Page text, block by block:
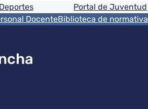
Portal de Juventud
DocenteBiblioteca de normativa